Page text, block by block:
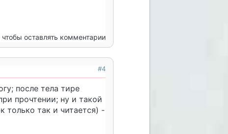
чтобы оставлять комментарии
#4
после тела тире
прочтении; ну и такой
только так и читается) -